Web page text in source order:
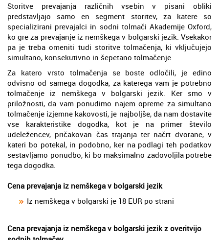
Storitve prevajanja različnih vsebin v pisani obliki
predstavljajo samo en segment storitev, za katere so
specializirani prevajalci in sodni tolmači Akademije Oxford,
ko gre za prevajanje iz nemškega v bolgarski jezik. Vsekakor
pa je treba omeniti tudi storitve tolmačenja, ki vključujejo
simultano, konsekutivno in šepetano tolmačenje.
Za katero vrsto tolmačenja se boste odločili, je edino
odvisno od samega dogodka, za katerega vam je potrebno
tolmačenje iz nemškega v bolgarski jezik. Ker smo v
priložnosti, da vam ponudimo najem opreme za simultano
tolmačenje izjemne kakovosti, je najboljše, da nam dostavite
vse karakteristike dogodka, kot je na primer število
udeležencev, pričakovan čas trajanja ter načrt dvorane, v
kateri bo potekal, in podobno, ker na podlagi teh podatkov
sestavljamo ponudbo, ki bo maksimalno zadovoljila potrebe
tega dogodka.
Cena prevajanja iz nemškega v bolgarski jezik
Iz nemškega v bolgarski je 18 EUR po strani
Cena prevajanja iz nemškega v bolgarski jezik z overitvijo